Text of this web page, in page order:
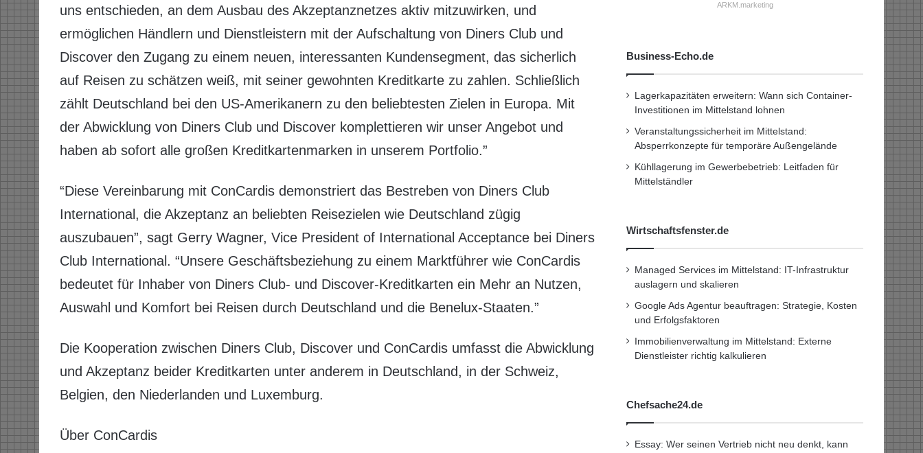
uns entschieden, an dem Ausbau des Akzeptanznetzes aktiv mitzuwirken, und
ermöglichen Händlern und Dienstleistern mit der Aufschaltung von Diners Club und
Discover den Zugang zu einem neuen, interessanten Kundensegment, das sicherlich
auf Reisen zu schätzen weiß, mit seiner gewohnten Kreditkarte zu zahlen. Schließlich
zählt Deutschland bei den US-Amerikanern zu den beliebtesten Zielen in Europa. Mit
der Abwicklung von Diners Club und Discover komplettieren wir unser Angebot und
haben ab sofort alle großen Kreditkartenmarken in unserem Portfolio.”
“Diese Vereinbarung mit ConCardis demonstriert das Bestreben von Diners Club
International, die Akzeptanz an beliebten Reisezielen wie Deutschland zügig
auszubauen”, sagt Gerry Wagner, Vice President of International Acceptance bei Diners
Club International. “Unsere Geschäftsbeziehung zu einem Marktführer wie ConCardis
bedeutet für Inhaber von Diners Club- und Discover-Kreditkarten ein Mehr an Nutzen,
Auswahl und Komfort bei Reisen durch Deutschland und die Benelux-Staaten.”
Die Kooperation zwischen Diners Club, Discover und ConCardis umfasst die Abwicklung
und Akzeptanz beider Kreditkarten unter anderem in Deutschland, in der Schweiz,
Belgien, den Niederlanden und Luxemburg.
Über ConCardis
ARKM.marketing
Business-Echo.de
Lagerkapazitäten erweitern: Wann sich Container-
Investitionen im Mittelstand lohnen
Veranstaltungssicherheit im Mittelstand:
Absperrkonzepte für temporäre Außengelände
Kühllagerung im Gewerbebetrieb: Leitfaden für
Mittelständler
Wirtschaftsfenster.de
Managed Services im Mittelstand: IT-Infrastruktur
auslagern und skalieren
Google Ads Agentur beauftragen: Strategie, Kosten
und Erfolgsfaktoren
Immobilienverwaltung im Mittelstand: Externe
Dienstleister richtig kalkulieren
Chefsache24.de
Essay: Wer seinen Vertrieb nicht neu denkt, kann